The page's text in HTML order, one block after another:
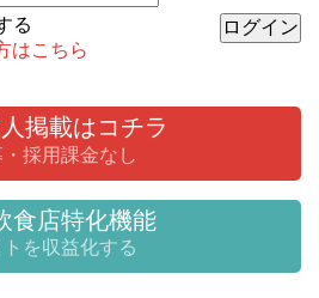
る
はこちら
掲載はコチラ
・採用課金なし
食店特化機能
を収益化する